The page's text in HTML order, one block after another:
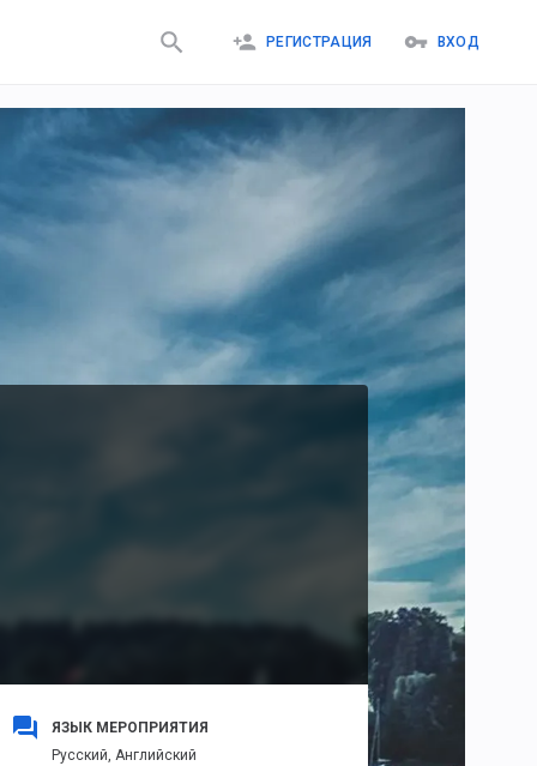
РЕГИСТРАЦИЯ ВХОД
ЯЗЫК МЕРОПРИЯТИЯ
Русский, Английский